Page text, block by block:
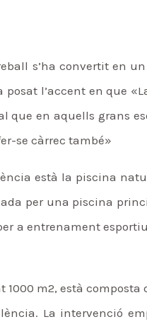
s’ha convertit en
l’accent en que
en aquells grans
se càrrec també»
està la piscina
per una piscina
a entrenament
m2, està
La intervenció